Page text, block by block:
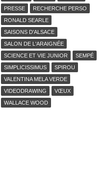
PRESSE
RECHERCHE PERSO
RONALD SEARLE
SAISONS D'ALSACE
SALON DE L'ARAIGNÉE
SCIENCE ET VIE JUNIOR
SEMPÉ
SIMPLICISSIMUS
SPIROU
VALENTINA MELA VERDE
VIDEODRAWING
VŒUX
WALLACE WOOD